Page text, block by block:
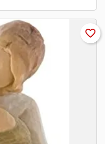
favorite_border